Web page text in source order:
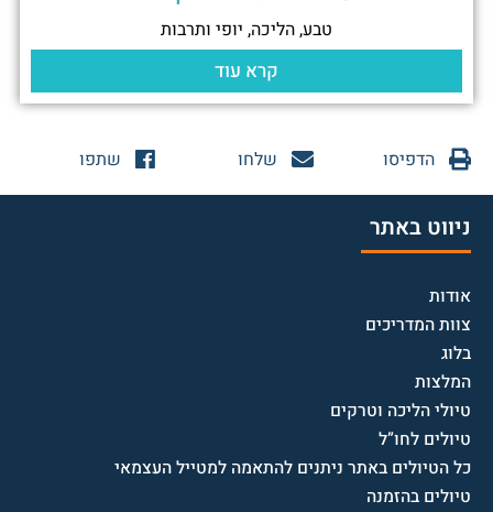
טבע, הליכה, יופי ותרבות
קרא עוד
הדפיסו שלחו שתפו
ניווט באתר
אודות
צוות המדריכים
בלוג
המלצות
טיולי הליכה וטרקים
טיולים לחו”ל
כל הטיולים באתר ניתנים להתאמה למטייל העצמאי
טיולים בהזמנה